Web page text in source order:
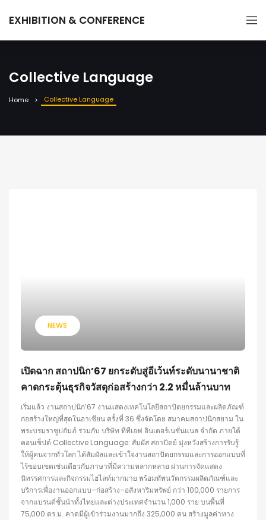
EXHIBITION & CONFERENCE
Collective Language
Home Collective Language
NEWS
เปิดฉาก สถาปนิก’67 ยกระดับสู่อีเว้นท์ระดับนานาชาติ
คาดกระตุ้นธุรกิจวัสดุก่อสร้างกว่า 2.2 หมื่นล้านบาท
เริ่มแล้ว งานสถาปนิก’67 งานแสดงเทคโนโลยีสถาปัตยกรรมและผลิตภัณฑ์
ก่อสร้างใหญ่ที่สุดในอาเซียน ครั้งที่ 36 ซึ่งจัดโดย สมาคมสถาปนิกสยาม ใน
พระบรมราชูปถัมภ์ ร่วมกับ บริษัท ทีทีเอฟ อินเตอร์เนชั่นแนล จำกัด ภายใต้
คอนเซ็ปต์ Collective Language: สัมผัส สถาปัตย์ มุ่งหวังสร้างการรับรู้
ให้ผู้คนจากทั่วโลก ได้สัมผัสและเข้าใจงานสถาปัตยกรรมและการออกแบบที่
ไร้ขอบเขตเช่นเดียวกับภาษาที่มีความหลากหลาย ผ่านการจัดแสดง
นิทรรศการและกิจกรรมไฮไลท์มากมาย พร้อมทัพนวัตกรรมผลิตภัณฑ์และ
บริการเพื่องานออกแบบ–ก่อสร้าง–อสังหาริมทรัพย์ กว่า 100,000 รายการ
จากแบรนด์ชั้นนำทั้งไทยและต่างประเทศจำนวน 1,000 ราย บนพื้นที่
75,000 ตร.ม. คาดมีผู้เข้าร่วมงานมากถึง 325,000 คน สร้างมูลค่าทาง